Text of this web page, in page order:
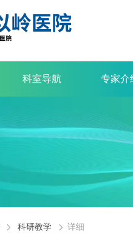
科室导航 专家介
 科研教学  详细